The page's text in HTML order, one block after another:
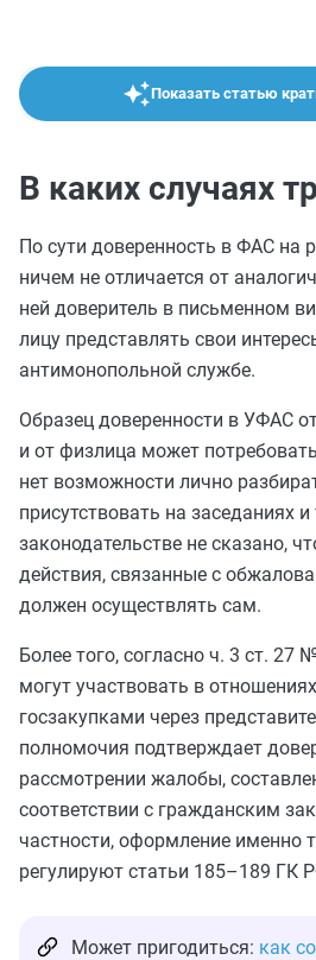
Показать статью
В каких случаях
По сути доверенность в ФАС на
ничем не отличается от
ней доверитель в письменном
лицу представлять свои
антимонопольной службе.
Образец доверенности в УФАС
и от физлица может
нет возможности лично
присутствовать на заседаниях
законодательстве не сказано,
действия, связанные с
должен осуществлять сам.
Более того, согласно ч. 3 ст. 27
могут участвовать в
госзакупками через
полномочия подтверждает
рассмотрении жалобы,
соответствии с гражданским
частности, оформление именно
регулируют статьи 185–189 ГК
Может пригодиться: как